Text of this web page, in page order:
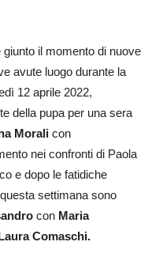
giunto il momento di nuove
avute luogo durante la
12 aprile 2022,
della pupa per una sera
Morali con
nei confronti di Paola
e dopo le fatidiche
settimana sono
con Maria
Laura Comaschi.